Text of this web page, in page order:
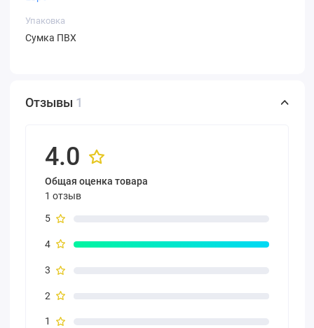
Упаковка
Сумка ПВХ
Отзывы 1
4.0
Общая оценка товара
1 отзыв
5
4
3
2
1